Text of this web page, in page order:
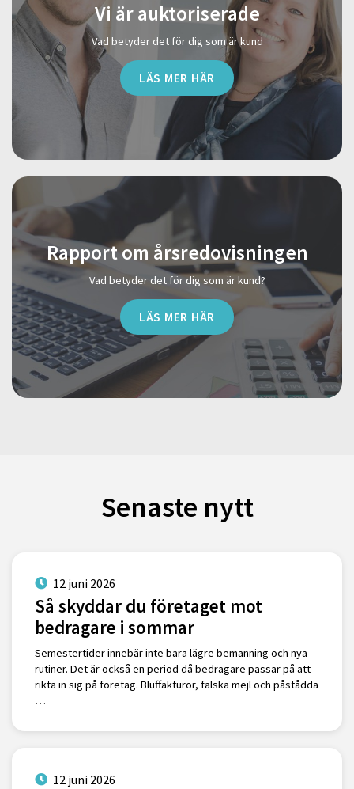
Vi är auktoriserade
Vad betyder det för dig som är kund
LÄS MER HÄR
Rapport om årsredovisningen
Vad betyder det för dig som är kund?
LÄS MER HÄR
Senaste nytt
12 juni 2026
Så skyddar du företaget mot
bedragare i sommar
Semestertider innebär inte bara lägre bemanning och nya
rutiner. Det är också en period då bedragare passar på att
rikta in sig på företag. Bluffakturor, falska mejl och påstådda
…
12 juni 2026